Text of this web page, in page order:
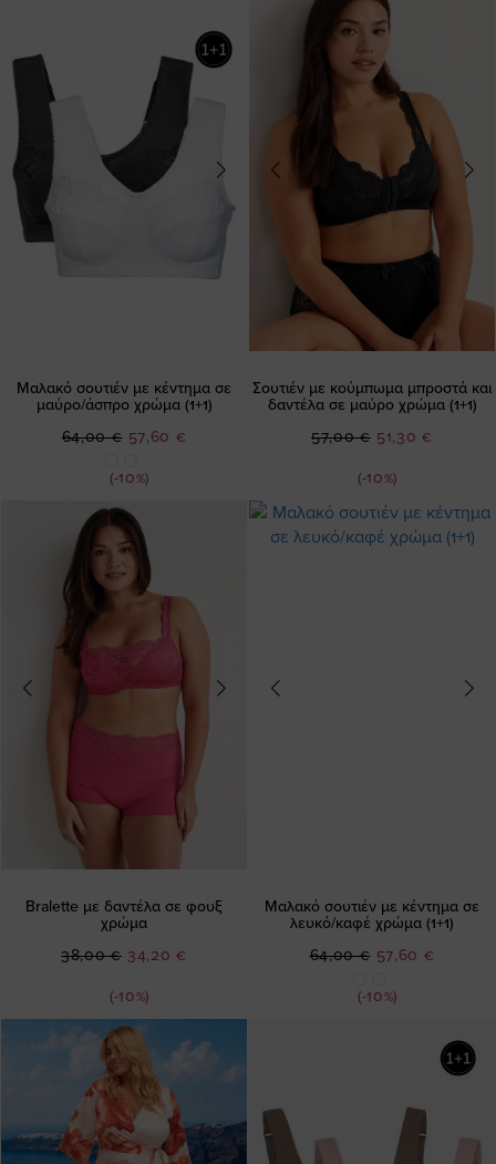
Μαλακό σουτιέν με κέντημα σε
μαύρο/άσπρο χρώμα (1+1)
(-10%)
Ειδική
57,60 €
64,00 €
Σουτιέν με κούμπωμα μπροστά και
δαντέλα σε μαύρο χρώμα (1+1)
(-10%)
Ειδική
51,30 €
57,00 €
Bralette με δαντέλα σε φουξ
χρώμα
(-10%)
Ειδική
34,20 €
38,00 €
Μαλακό σουτιέν με κέντημα σε
λευκό/καφέ χρώμα (1+1)
(-10%)
Ειδική
57,60 €
64,00 €